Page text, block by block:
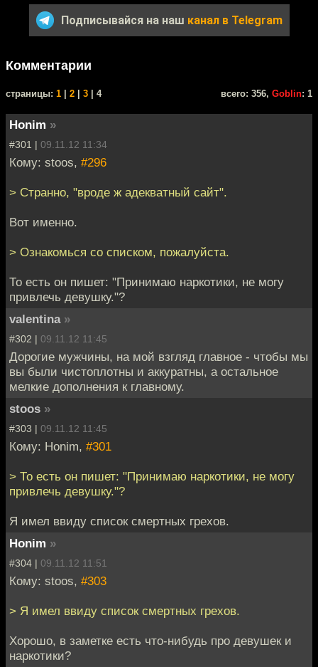
Подписывайся на наш канал в Telegram
Комментарии
cтраницы: 1 2 3 | 4 всего: 356, Goblin: 1
Honim »
#301 | 09.11.12 11:34
Кому: stoos, #296
> Странно, "вроде ж адекватный сайт".
Вот именно.
> Ознакомься со списком, пожалуйста.
То есть он пишет: "Принимаю наркотики, не могу
привлечь девушку."?
valentina »
#302 | 09.11.12 11:45
Дорогие мужчины, на мой взгляд главное - чтобы мы
вы были чистоплотны и аккуратны, а остальное
мелкие дополнения к главному.
stoos »
#303 | 09.11.12 11:45
Кому: Honim, #301
> То есть он пишет: "Принимаю наркотики, не могу
привлечь девушку."?
Я имел ввиду список смертных грехов.
Honim »
#304 | 09.11.12 11:51
Кому: stoos, #303
> Я имел ввиду список смертных грехов.
Хорошо, в заметке есть что-нибудь про девушек и
наркотики?